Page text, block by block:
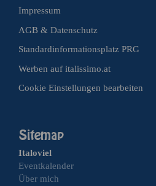
Impressum
AGB & Datenschutz
Standardinformationsplatz PRG
Werben auf italissimo.at
Cookie Einstellungen bearbeiten
Italoviel
Eventkalender
Über mich